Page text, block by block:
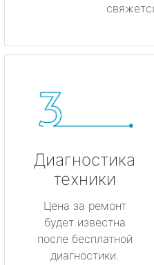
Диагностика
техники
Цена за ремонт
будет известна
после бесплатной
диагностики.